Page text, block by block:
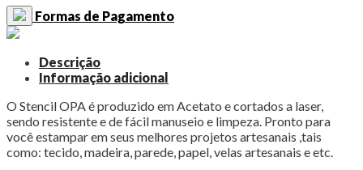
Formas de Pagamento
Descrição
Informação adicional
O Stencil OPA é produzido em Acetato e cortados a laser,
sendo resistente e de fácil manuseio e limpeza. Pronto para
você estampar em seus melhores projetos artesanais ,tais
como: tecido, madeira, parede, papel, velas artesanais e etc.